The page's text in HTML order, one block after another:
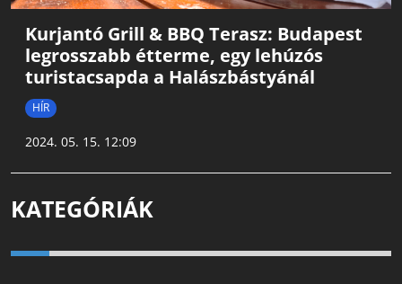
Kurjantó Grill & BBQ Terasz: Budapest
legrosszabb étterme, egy lehúzós
turistacsapda a Halászbástyánál
HÍR
2024. 05. 15. 12:09
KATEGÓRIÁK